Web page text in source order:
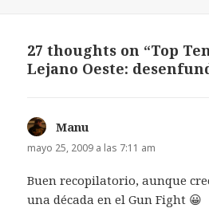
27 thoughts on “Top
Lejano Oeste:
Manu
mayo 25, 2009 a las 7:11 am
Buen recopilatorio, aunque
una década en el Gun Fight 😀